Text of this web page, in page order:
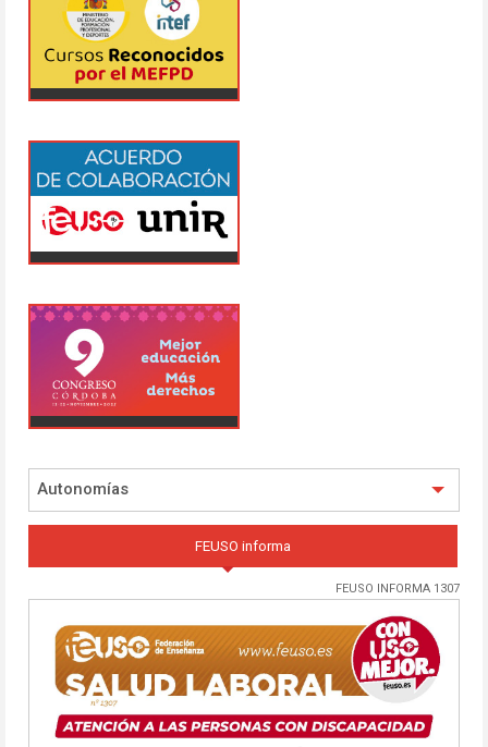
Autonomías
FEUSO informa
FEUSO INFORMA 1307